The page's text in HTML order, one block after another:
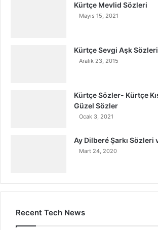
Kürtçe Mevlid Sözleri
Mayıs 15, 2021
Kürtçe Sevgi Aşk Sözleri
Aralık 23, 2015
Kürtçe Sözler- Kürtçe
Güzel Sözler
Ocak 3, 2021
Ay Dilberé Şarkı Sözleri
Mart 24, 2020
Recent Tech News